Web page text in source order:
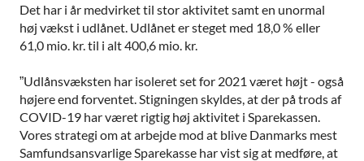
Det har i år medvirket til stor aktivitet samt en unormal
høj vækst i udlånet. Udlånet er steget med 18,0 % eller
61,0 mio. kr. til i alt 400,6 mio. kr.
”Udlånsvæksten har isoleret set for 2021 været højt - også
højere end forventet. Stigningen skyldes, at der på trods af
COVID-19 har været rigtig høj aktivitet i Sparekassen.
Vores strategi om at arbejde mod at blive Danmarks mest
Samfundsansvarlige Sparekasse har vist sig at medføre, at